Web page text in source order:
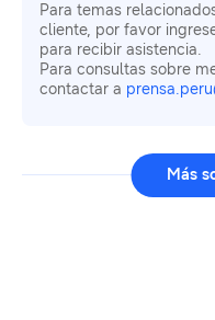
Para temas
cliente, por favor
para recibir asistencia.
Para consultas sobre
contactar a
Más